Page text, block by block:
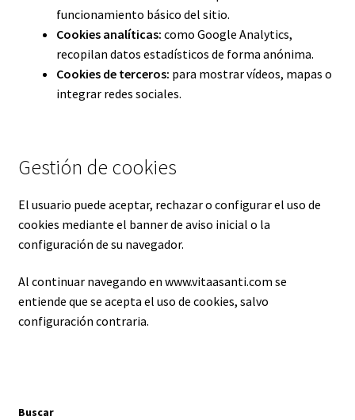
Registro de afiliados
Carrito de compras
Finalizar Compra
Mi cuenta
funcionamiento básico del sitio.
Cookies analíticas: como Google Analytics,
recopilan datos estadísticos de forma anónima.
Cookies de terceros: para mostrar vídeos, mapas o
integrar redes sociales.
Gestión de cookies
El usuario puede aceptar, rechazar o configurar el uso de
cookies mediante el banner de aviso inicial o la
configuración de su navegador.
Al continuar navegando en www.vitaasanti.com se
entiende que se acepta el uso de cookies, salvo
configuración contraria.
Buscar